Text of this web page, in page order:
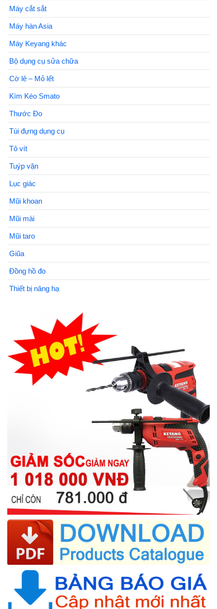
Máy cắt sắt
Máy hàn Asia
Máy Keyang khác
Bộ dụng cụ sửa chữa
Cờ lê – Mỏ lết
Kìm Kéo Smato
Thước Đo
Túi đựng dụng cụ
Tô vít
Tuýp vặn
Lục giác
Mũi khoan
Mũi mài
Mũi taro
Giũa
Đồng hồ đo
Thiết bị nâng hạ